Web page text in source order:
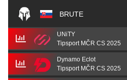
BRUTE
UNiTY
Tipsport MČR CS 2025
Dynamo Eclot
Tipsport MČR CS 2025